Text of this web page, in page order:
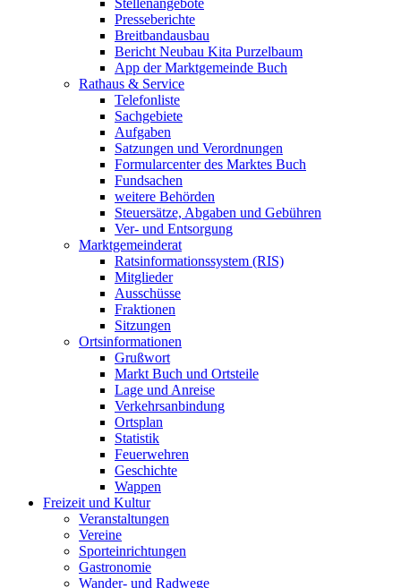
Stellenangebote
Presseberichte
Breitbandausbau
Bericht Neubau Kita Purzelbaum
App der Marktgemeinde Buch
Rathaus & Service
Telefonliste
Sachgebiete
Aufgaben
Satzungen und Verordnungen
Formularcenter des Marktes Buch
Fundsachen
weitere Behörden
Steuersätze, Abgaben und Gebühren
Ver- und Entsorgung
Marktgemeinderat
Ratsinformationssystem (RIS)
Mitglieder
Ausschüsse
Fraktionen
Sitzungen
Ortsinformationen
Grußwort
Markt Buch und Ortsteile
Lage und Anreise
Verkehrsanbindung
Ortsplan
Statistik
Feuerwehren
Geschichte
Wappen
Freizeit und Kultur
Veranstaltungen
Vereine
Sporteinrichtungen
Gastronomie
Wander- und Radwege